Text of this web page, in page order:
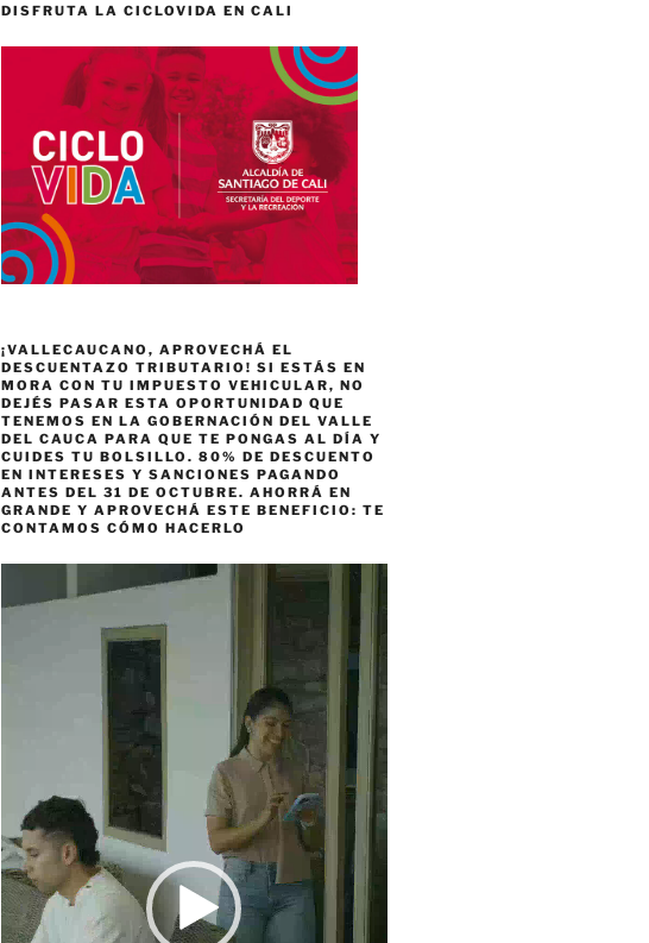
DISFRUTA LA CICLOVIDA EN CALI
¡VALLECAUCANO, APROVECHÁ EL
DESCUENTAZO TRIBUTARIO! SI ESTÁS EN
MORA CON TU IMPUESTO VEHICULAR, NO
DEJÉS PASAR ESTA OPORTUNIDAD QUE
TENEMOS EN LA GOBERNACIÓN DEL VALLE
DEL CAUCA PARA QUE TE PONGAS AL DÍA Y
CUIDES TU BOLSILLO. 80% DE DESCUENTO
EN INTERESES Y SANCIONES PAGANDO
ANTES DEL 31 DE OCTUBRE. AHORRÁ EN
GRANDE Y APROVECHÁ ESTE BENEFICIO: TE
CONTAMOS CÓMO HACERLO
de